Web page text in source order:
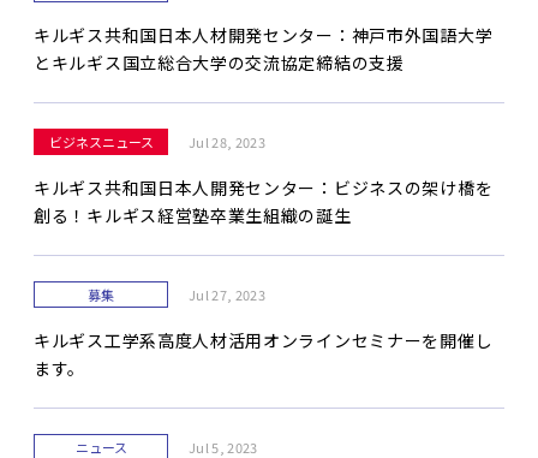
キルギス共和国日本人材開発センター：神戸市外国語大学
とキルギス国立総合大学の交流協定締結の支援
ビジネスニュース Jul 28, 2023
キルギス共和国日本人開発センター：ビジネスの架け橋を
創る！キルギス経営塾卒業生組織の誕生
募集 Jul 27, 2023
キルギス工学系高度人材活用オンラインセミナーを開催し
ます。
ニュース Jul 5, 2023